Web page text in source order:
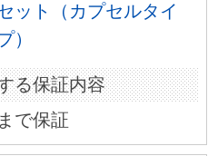
ット（カプセルタイ
）
で保証